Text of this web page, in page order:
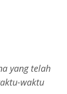
yang telah
waktu